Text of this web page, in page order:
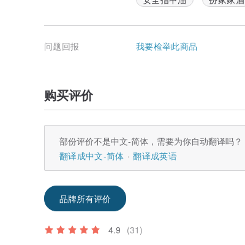
问题回报 我要检举此商品
购买评价
部份评价不是中文-简体，需要为你自动翻译吗？
翻译成中文-简体
翻译成英语
品牌所有评价
4.9 (31)